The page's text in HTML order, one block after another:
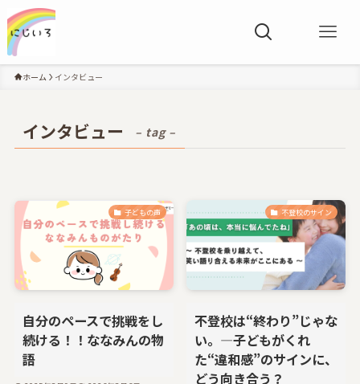
ホーム インタビュー
インタビュー – tag –
子どもの声
自分のペースで挑戦をし
続ける！！ななみんの物
語
不登校のサイン
不登校は“終わり”じゃな
い。―子どもがくれ
た“違和感”のサインに、
どう向き合う？